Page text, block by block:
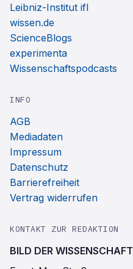
Leibniz-Institut ifl
wissen.de
ScienceBlogs
experimenta
Wissenschaftspodcasts
INFO
AGB
Mediadaten
Impressum
Datenschutz
Barrierefreiheit
Vertrag widerrufen
KONTAKT ZUR REDAKTION
BILD DER WISSENSCHAFT